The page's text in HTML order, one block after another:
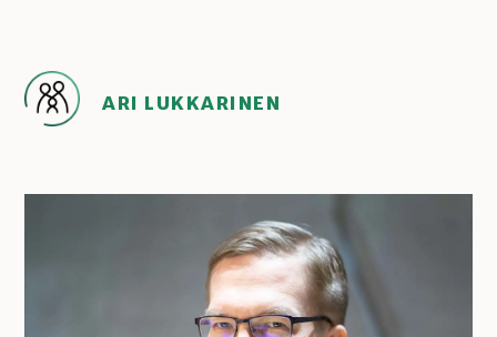
ARI LUKKARINEN